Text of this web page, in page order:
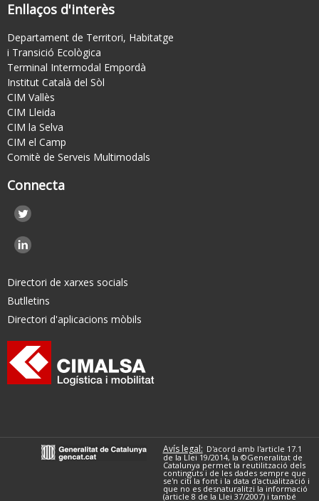
Enllaços d'interès
Departament de Territori, Habitatge
i Transició Ecològica
Terminal Intermodal Empordà
Institut Català del Sòl
CIM Vallès
CIM Lleida
CIM la Selva
CIM el Camp
Comitè de Serveis Multimodals
Connecta
Directori de xarxes socials
Butlletins
Directori d'aplicacions mòbils
Avís legal: D'acord amb l'article 17.1
de la Llei 19/2014, la ©Generalitat de
Catalunya permet la reutilització dels
continguts i de les dades sempre que
se'n citi la font i la data d'actualització i
que no es desnaturalitzi la informació
(article 8 de la Llei 37/2007) i també